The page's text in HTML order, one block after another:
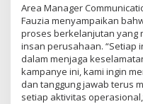
Area Manager
Fauzia menyampaikan
proses berkelanjutan yang
insan perusahaan. “Setiap
dalam menjaga
kampanye ini, kami ingin
dan tanggung jawab terus
setiap aktivitas